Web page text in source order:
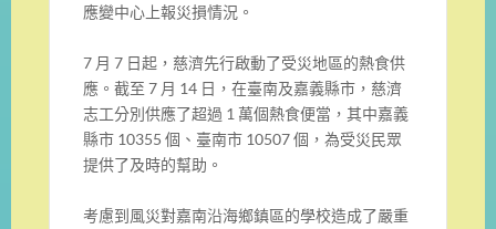
應變中心上報災損情況。
7 月 7 日起，慈濟先行啟動了受災地區的熱食供
應。截至 7 月 14 日，在臺南及嘉義縣市，慈濟
志工分別供應了超過 1 萬個熱食便當，其中嘉義
縣市 10355 個、臺南市 10507 個，為受災民眾
提供了及時的幫助。
考慮到風災對嘉南沿海鄉鎮區的學校造成了嚴重